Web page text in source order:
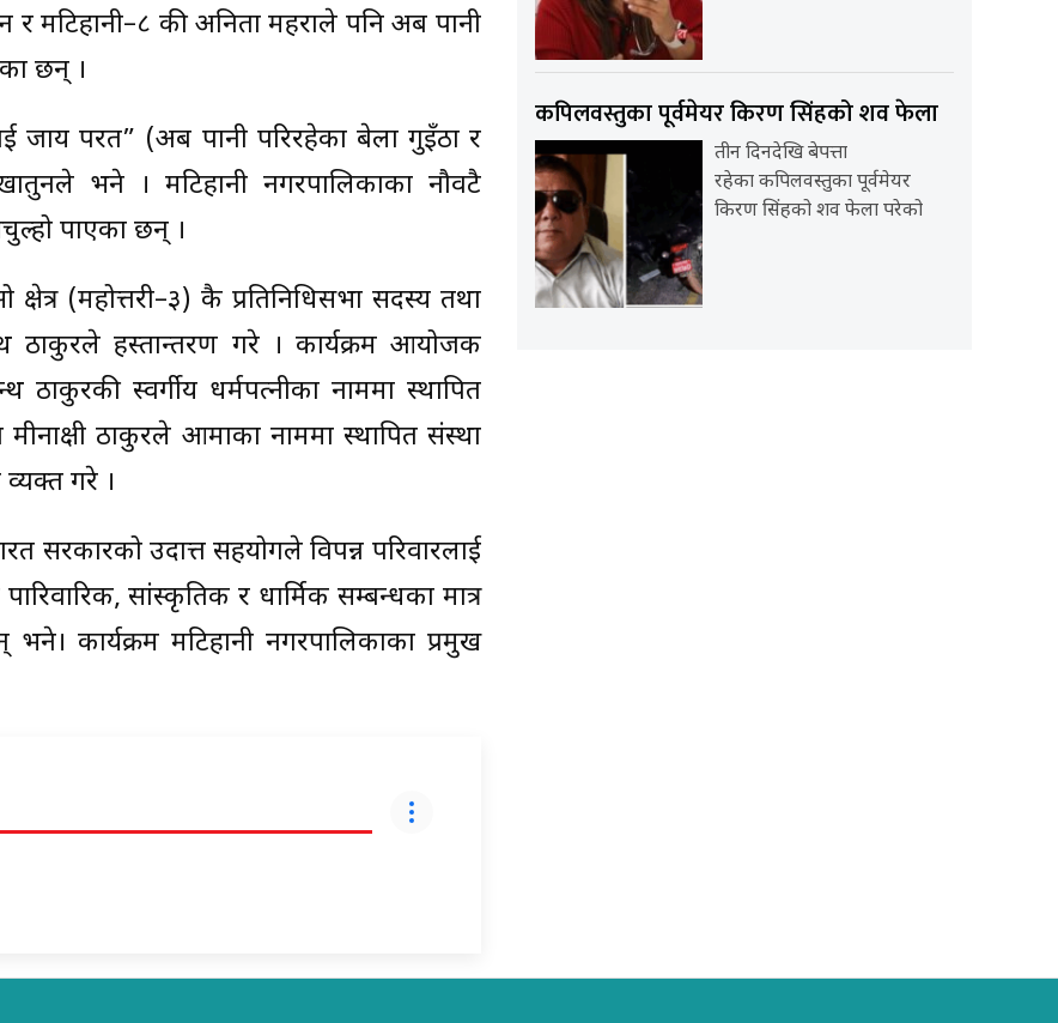
मटिहानी–८ की अनिता महराले पनि अब पानी
छन् ।
परत” (अब पानी परिरहेका बेला गुइँठा र
भने । मटिहानी नगरपालिकाका नौवटै
पाएका छन् ।
क्षेत्र (महोत्तरी–३) कै प्रतिनिधिसभा सदस्य तथा
ठाकुरले हस्तान्तरण गरे । कार्यक्रम आयोजक
स्वर्गीय धर्मपत्नीका नाममा स्थापित
ठाकुरले आमाका नाममा स्थापित संस्था
व्यक्त गरे ।
सरकारको उदात्त सहयोगले विपन्न परिवारलाई
सांस्कृतिक र धार्मिक सम्बन्धका मात्र
कार्यक्रम मटिहानी नगरपालिकाका प्रमुख
कपिलवस्तुका पूर्वमेयर किरण सिंहको शव फेला
तीन दिनदेखि बेपत्ता
रहेका कपिलवस्तुका पूर्वमेयर
किरण सिंहको शव फेला परेको